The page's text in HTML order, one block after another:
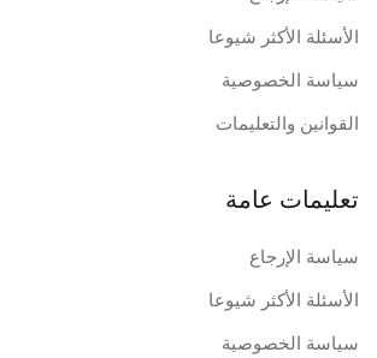
الأسئلة الأكثر شيوعا
سياسة الخصوصية
القوانين والتعليمات
تعليمات عامة
سياسة الإرجاع
الأسئلة الأكثر شيوعا
سياسة الخصوصية